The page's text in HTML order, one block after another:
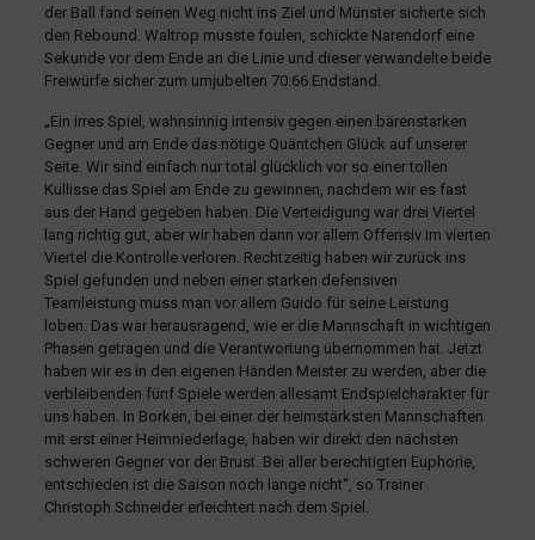
der Ball fand seinen Weg nicht ins Ziel und Münster sicherte sich
den Rebound. Waltrop musste foulen, schickte Narendorf eine
Sekunde vor dem Ende an die Linie und dieser verwandelte beide
Freiwürfe sicher zum umjubelten 70:66 Endstand.
„Ein irres Spiel, wahnsinnig intensiv gegen einen bärenstarken
Gegner und am Ende das nötige Quäntchen Glück auf unserer
Seite. Wir sind einfach nur total glücklich vor so einer tollen
Kullisse das Spiel am Ende zu gewinnen, nachdem wir es fast
aus der Hand gegeben haben. Die Verteidigung war drei Viertel
lang richtig gut, aber wir haben dann vor allem Offensiv im vierten
Viertel die Kontrolle verloren. Rechtzeitig haben wir zurück ins
Spiel gefunden und neben einer starken defensiven
Teamleistung muss man vor allem Guido für seine Leistung
loben. Das war herausragend, wie er die Mannschaft in wichtigen
Phasen getragen und die Verantwortung übernommen hat. Jetzt
haben wir es in den eigenen Händen Meister zu werden, aber die
verbleibenden fünf Spiele werden allesamt Endspielcharakter für
uns haben. In Borken, bei einer der heimstärksten Mannschaften
mit erst einer Heimniederlage, haben wir direkt den nächsten
schweren Gegner vor der Brust. Bei aller berechtigten Euphorie,
entschieden ist die Saison noch lange nicht“, so Trainer
Christoph Schneider erleichtert nach dem Spiel.